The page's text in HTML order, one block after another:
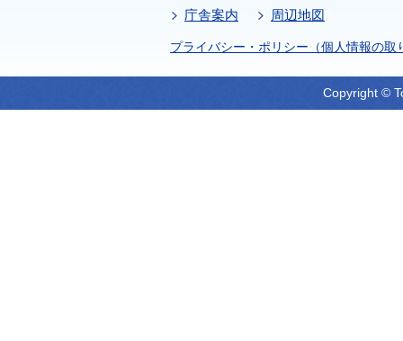
庁舎案内
周辺地図
プライバシー・ポリシー（個人情報の取
Copyright ©